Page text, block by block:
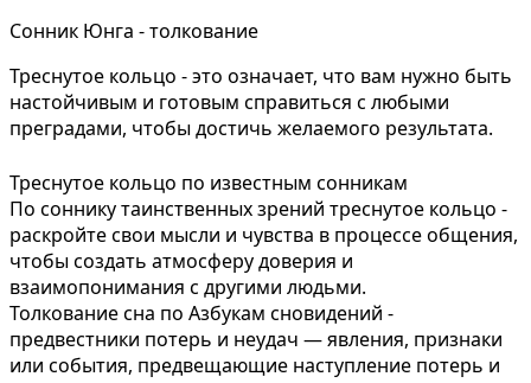
Сонник Юнга - толкование
Треснутое кольцо - это означает, что вам нужно быть
настойчивым и готовым справиться с любыми
преградами, чтобы достичь желаемого результата.
Треснутое кольцо по известным сонникам
По соннику таинственных зрений треснутое кольцо -
раскройте свои мысли и чувства в процессе общения,
чтобы создать атмосферу доверия и
взаимопонимания с другими людьми.
Толкование сна по Азбукам сновидений -
предвестники потерь и неудач — явления, признаки
или события, предвещающие наступление потерь и